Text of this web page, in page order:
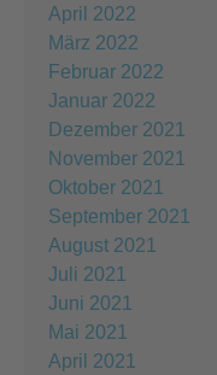
April 2022
März 2022
Februar 2022
Januar 2022
Dezember 2021
November 2021
Oktober 2021
September 2021
August 2021
Juli 2021
Juni 2021
Mai 2021
April 2021